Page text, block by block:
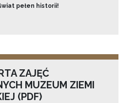
pełen historii!
ZAJĘĆ
MUZEUM ZIEMI
(PDF)